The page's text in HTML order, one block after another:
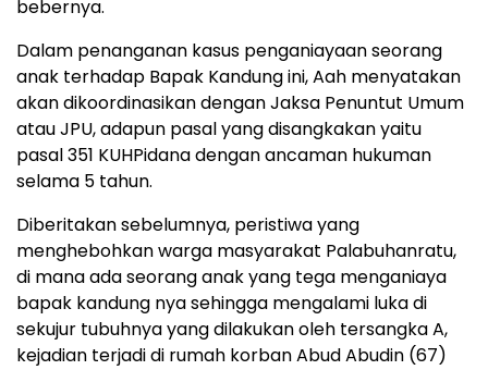
bebernya.
Dalam penanganan kasus penganiayaan seorang
anak terhadap Bapak Kandung ini, Aah menyatakan
akan dikoordinasikan dengan Jaksa Penuntut Umum
atau JPU, adapun pasal yang disangkakan yaitu
pasal 351 KUHPidana dengan ancaman hukuman
selama 5 tahun.
Diberitakan sebelumnya, peristiwa yang
menghebohkan warga masyarakat Palabuhanratu,
di mana ada seorang anak yang tega menganiaya
bapak kandung nya sehingga mengalami luka di
sekujur tubuhnya yang dilakukan oleh tersangka A,
kejadian terjadi di rumah korban Abud Abudin (67)